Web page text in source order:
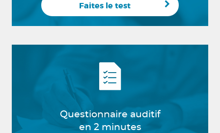
Faites le test
Questionnaire auditif
en 2 minutes